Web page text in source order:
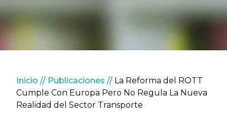
Sobrescribir enlaces de
Inicio Publicaciones
La Reforma del ROTT
Cumple Con Europa Pero No Regula La Nueva
Realidad del Sector Transporte